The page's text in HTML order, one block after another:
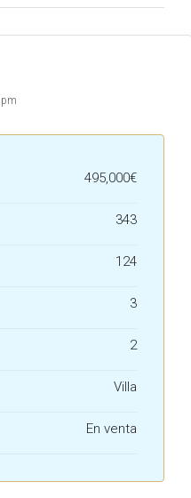
495,000€
343
124
3
2
Villa
En venta